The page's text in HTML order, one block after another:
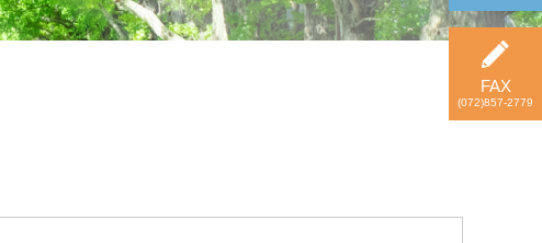
FAX
(072)857-2779